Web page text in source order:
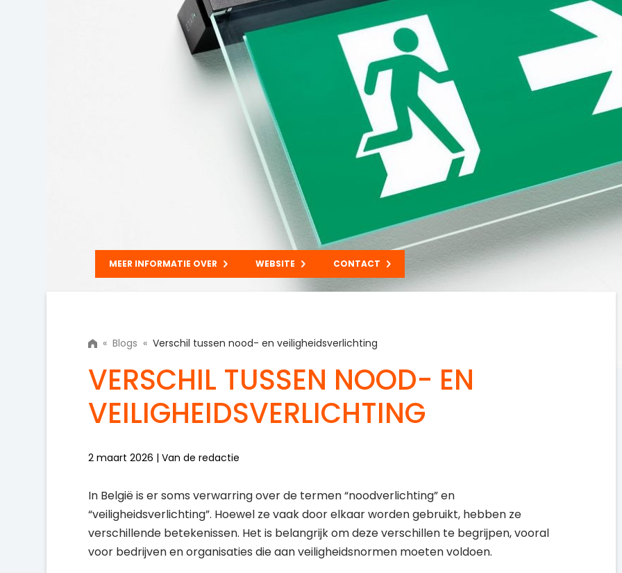
MEER INFORMATIE OVER WEBSITE CONTACT
«Blogs «Verschil tussen nood- en veiligheidsverlichting
VERSCHIL TUSSEN NOOD- EN
VEILIGHEIDSVERLICHTING
2 maart 2026 | Van de redactie
In België is er soms verwarring over de termen “noodverlichting” en
“veiligheidsverlichting”. Hoewel ze vaak door elkaar worden gebruikt, hebben ze
verschillende betekenissen. Het is belangrijk om deze verschillen te begrijpen, vooral
voor bedrijven en organisaties die aan veiligheidsnormen moeten voldoen.